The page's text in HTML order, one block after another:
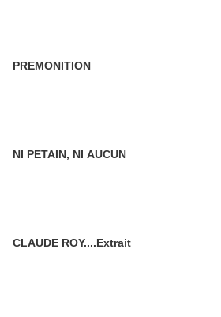
PREMONITION
NI PETAIN, NI AUCUN
CLAUDE ROY....Extrait